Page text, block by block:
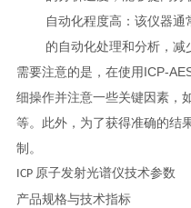
自动化程度高：该仪器
的自动化处理和分析，减
需要注意的是，在使用ICP-
细操作并注意一些关键因素，
等。此外，为了获得准确的结
制。
ICP 原子发射光谱仪技术参数
产品规格与技术指标